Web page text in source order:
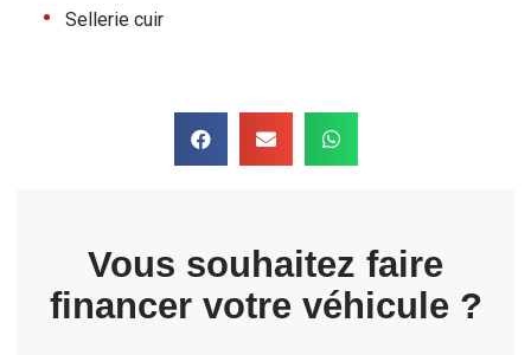
• Sellerie cuir
Vous souhaitez faire
financer votre véhicule ?